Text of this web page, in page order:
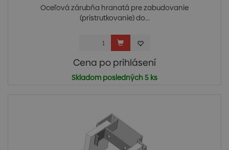
Oceľová zárubňa hranatá pre zabudovanie
(pristrutkovanie) do...
Cena po prihlásení
Skladom posledných 5 ks